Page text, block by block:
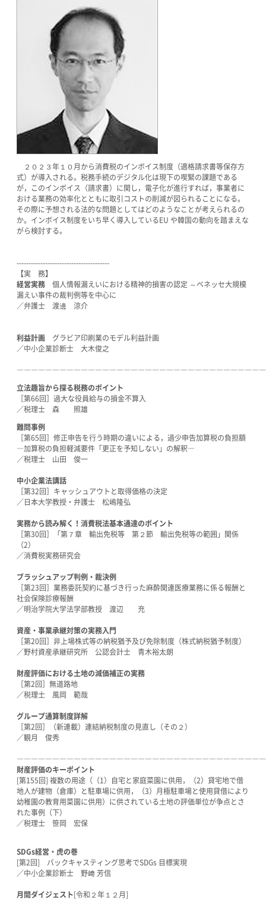
２０２３年１０月から消費税のインボイス制度（適格請求書等保存方
式）が導入される。税務手続のデジタル化は現下の喫緊の課題である
が，このインボイス（請求書）に関し，電子化が進行すれば，事業者に
おける業務の効率化とともに取引コストの削減が図られることになる。
その際に予想される法的な問題としてはどのようなことが考えられるの
か。インボイス制度をいち早く導入しているEU や韓国の動向を踏まえな
がら検討する。
---------------------------------------
【実 務】
経営実務 個人情報漏えいにおける精神的損害の認定 ～ベネッセ大規模
漏えい事件の裁判例等を中心に
／弁護士 渡邊 涼介
利益計画 グラビア印刷業のモデル利益計画
／中小企業診断士 大木俊之
立法趣旨から探る税務のポイント
［第66回］過大な役員給与の損金不算入
／税理士 森 照雄
難問事例
［第65回］修正申告を行う時期の違いによる，過少申告加算税の負担額
―加算税の負担軽減要件「更正を予知しない」の解釈―
／税理士 山田 俊一
中小企業法講話
［第32回］キャッシュアウトと取得価格の決定
／日本大学教授・弁護士 松嶋隆弘
実務から読み解く！消費税法基本通達のポイント
［第30回］「第７章 輸出免税等 第２節 輸出免税等の範囲」関係
（2）
／消費税実務研究会
ブラッシュアップ判例・裁決例
［第23回］業務委託契約に基づき行った麻酔関連医療業務に係る報酬と
社会保険診療報酬
／明治学院大学法学部教授 渡辺 充
資産・事業承継対策の実務入門
［第20回］非上場株式等の納税猶予及び免除制度（株式納税猶予制度）
／野村資産承継研究所 公認会計士 青木裕太朗
財産評価における土地の減価補正の実務
［第2回］無道路地
／税理士 風岡 範哉
グループ通算制度詳解
［第2回］（新連載）連結納税制度の見直し（その２）
／観月 俊秀
財産評価のキーポイント
[第155回] 複数の用途（（1）自宅と家庭菜園に供用，（2）貸宅地で借
地人が建物（倉庫）と駐車場に供用，（3）月極駐車場と使用貸借により
幼稚園の教育用菜園に供用）に供されている土地の評価単位が争点とさ
れた事例（下）
／税理士 笹岡 宏保
SDGs経営・虎の巻
[第2回] バックキャスティング思考でSDGs 目標実現
／中小企業診断士 野﨑 芳信
月間ダイジェスト[令和２年１２月]